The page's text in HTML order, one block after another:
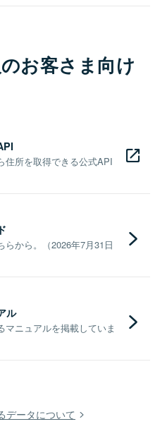
お客さま向け
住所を取得できる公式API
から。（2026年7月31日
ル
ニュアルを掲載していま
データについて